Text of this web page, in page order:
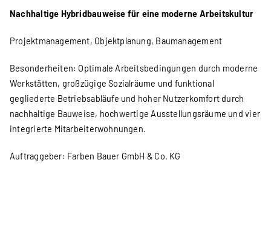
Nachhaltige Hybridbauweise für eine moderne Arbeitskultur
Projektmanagement, Objektplanung, Baumanagement
Besonderheiten: Optimale Arbeitsbedingungen durch moderne
Werkstätten, großzügige Sozialräume und funktional
gegliederte Betriebsabläufe und hoher Nutzerkomfort durch
nachhaltige Bauweise, hochwertige Ausstellungsräume und vier
integrierte Mitarbeiterwohnungen.
Auftraggeber: Farben Bauer GmbH & Co. KG